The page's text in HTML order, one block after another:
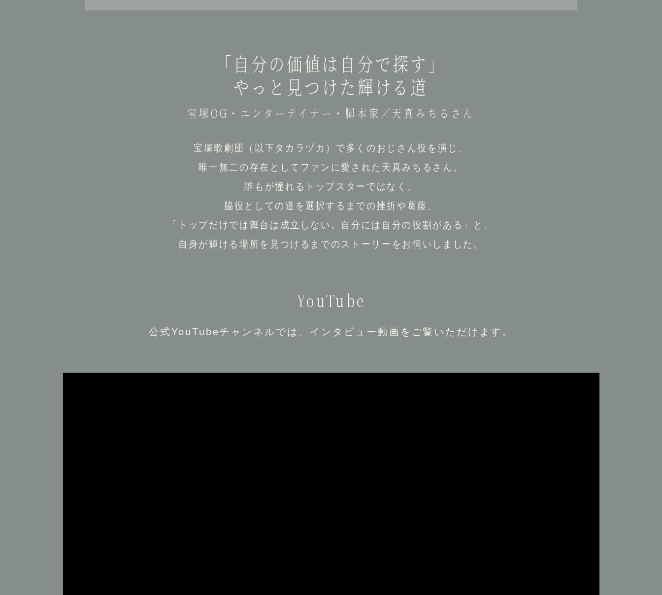
「自分の価値は自分で探す」
やっと見つけた輝ける道
宝塚OG・エンターテイナー・脚本家／天真みちるさん
宝塚歌劇団（以下タカラヅカ）で多くのおじさん役を演じ、
唯一無二の存在としてファンに愛された天真みちるさん。
誰もが憧れるトップスターではなく、
脇役としての道を選択するまでの挫折や葛藤、
「トップだけでは舞台は成立しない。自分には自分の役割がある」と、
自身が輝ける場所を見つけるまでのストーリーをお伺いしました。
YouTube
公式YouTubeチャンネルでは、インタビュー動画をご覧いただけます。